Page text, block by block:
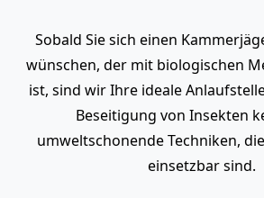
Sobald Sie sich einen
wünschen, der mit biologischen
ist, sind wir Ihre ideale
Beseitigung von Insekten
umweltschonende Techniken,
einsetzbar sind.